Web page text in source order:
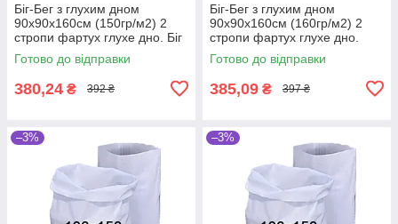
Біг-Бег з глухим дном
90х90х160см (150гр/м2) 2
стропи фартух глухе дно. Біг
бег чотиристропний МКР
Готово до відправки
380,24 ₴ 392 ₴
Біг-Бег з глухим дном
90х90х160см (160гр/м2) 2
стропи фартух глухе дно.
Великі мішки МКР
поліпропіленові.
Готово до відправки
385,09 ₴ 397 ₴
–3% –3%